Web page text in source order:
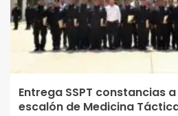
Entrega SSPT constancias
escalón de Medicina